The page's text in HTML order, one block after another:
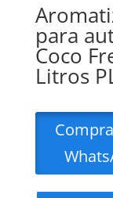
para
Coco
Litros